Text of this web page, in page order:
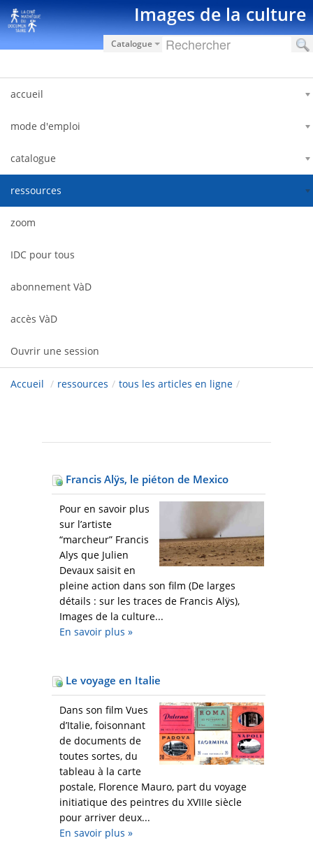
Saut au contenu Images de la culture
Catalogue
accueil
mode d'emploi
catalogue
ressources
zoom
IDC pour tous
abonnement VàD
accès VàD
Ouvrir une session
Accueil / ressources / tous les articles en ligne /
Francis Alÿs, le piéton de Mexico
Pour en savoir plus
sur l’artiste
“marcheur” Francis
Alys que Julien
Devaux saisit en
pleine action dans son film (De larges
détails : sur les traces de Francis Alÿs),
Images de la culture...
En savoir plus »
Le voyage en Italie
Dans son film Vues
d’Italie, foisonnant
de documents de
toutes sortes, du
tableau à la carte
postale, Florence Mauro, part du voyage
initiatique des peintres du XVIIIe siècle
pour arriver deux...
En savoir plus »